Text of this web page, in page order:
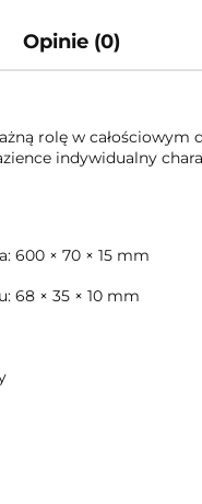
Opinie (0)
rolę w całościowym
indywidualny
600 × 70 × 15 mm
68 × 35 × 10 mm